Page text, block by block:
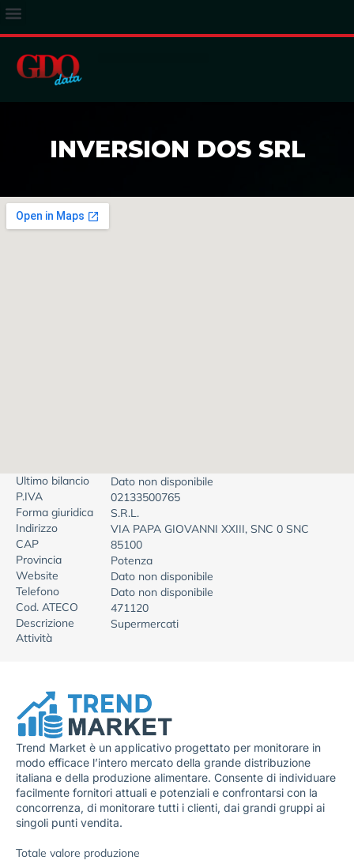
INVERSION DOS SRL
Ultimo bilancio
Dato non disponibile
P.IVA
02133500765
Forma giuridica
S.R.L.
Indirizzo
VIA PAPA GIOVANNI XXIII, SNC 0 SNC
CAP
85100
Provincia
Potenza
Website
Dato non disponibile
Telefono
Dato non disponibile
Cod. ATECO
471120
Descrizione
Attività
Supermercati
Trend Market è un applicativo progettato per monitorare in
modo efficace l’intero mercato della grande distribuzione
italiana e della produzione alimentare. Consente di individuare
facilmente fornitori attuali e potenziali e confrontarsi con la
concorrenza, di monitorare tutti i clienti, dai grandi gruppi ai
singoli punti vendita.
Totale valore produzione